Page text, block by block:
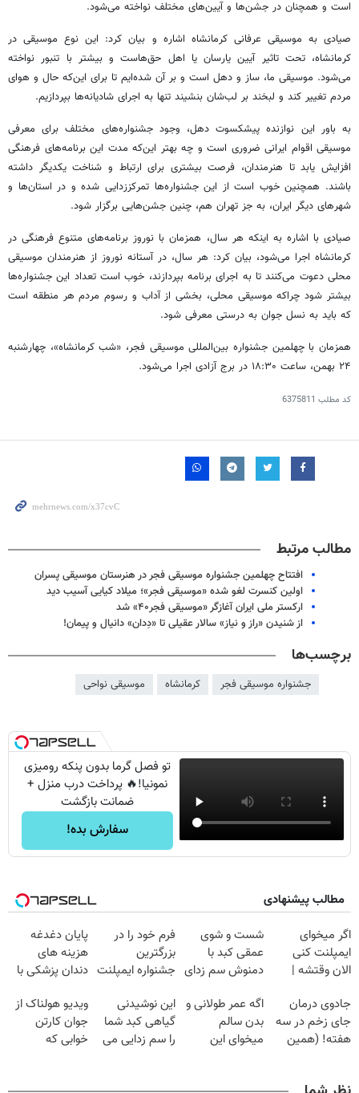
است و همچنان در جشن‌ها و آیین‌های مختلف نواخته می‌شود.
صیادی به موسیقی عرفانی کرمانشاه اشاره و بیان کرد: این نوع موسیقی در
کرمانشاه، تحت تاثیر آیین یارسان یا اهل حق‌هاستو بیشتر با تنبور نواخته
می‌شود. موسیقی ما، ساز و دهل است و بر آن شده‌ایم تا برای این‌که حال و هوای
مردم تغییر کند و لبخند بر لب‌شان بنشیند تنها به اجرای شادیانه‌ها بپردازیم.
به باور این نوازنده پیشکسوت دهل، وجود جشنواره‌های مختلف برای معرفی
موسیقی اقوام ایرانی ضروری است و چه بهتر این‌که مدت این برنامه‌های فرهنگی
افزایش یابد تا هنرمندان، فرصت بیشتری برای ارتباط و شناخت یکدیگر داشته
باشند. همچنین خوب است از این جشنواره‌ها تمرکززدایی شده و در استان‌ها و
شهرهای دیگر ایران، به جز تهران هم، چنین جشن‌هایی برگزار شود.
صیادی با اشاره به اینکه هر سال، همزمان با نوروز برنامه‌های متنوع فرهنگی در
کرمانشاه اجرا می‌شود، بیان کرد: هر سال، در آستانه نوروز از هنرمندان موسیقی
محلی دعوت می‌کنند تا به اجرای برنامه بپردازند، خوب است تعداد این جشنواره‌ها
بیشتر شود چراکه موسیقی محلی، بخشی از آداب و رسوم مردم هر منطقه است
که باید به نسل جوان به درستی معرفی شود.
همزمان با چهلمین جشنواره بین‌المللی موسیقی فجر، «شب کرمانشاه»، چهارشنبه
۲۴ بهمن، ساعت ۱۸:۳۰ در برج آزادی اجرا می‌شود.
کد مطلب 6375811
مطالب مرتبط
افتتاح چهلمین جشنواره موسیقی فجر در هنرستان موسیقی پسران
اولین کنسرت لغو شده «موسیقی فجر»؛ میلاد کیایی آسیب دید
ارکستر ملی ایران آغازگر «موسیقی فجر۴۰» شد
از شنیدن «راز و نیاز» سالار عقیلی تا «دِدان» دانیال و پیمان!
برچسب‌ها
جشنواره موسیقی فجر کرمانشاه موسیقی نواحی
تو فصل گرما بدون پنکه رومیزی
نمونیا!🔥 پرداخت درب منزل +
ضمانت بازگشت
سفارش بده!
مطالب پیشنهادی
اگر میخوای
ایمپلنت کنی
الان وقتشه |
میلیون تومان!!!
شست و شوی
عمقی کبد با
دمنوش سم زدای
فرم خود را در
بزرگترین
جشنواره ایمپلنت
فقط ۲۵ میلیون
پایان دغدغه
هزینه های
دندان پزشکی با
خانگی
جادوی درمان
جای زخم در سه
هفته! (همین
اگه عمر طولانی و
بدن سالم
میخوای این
این نوشیدنی
گیاهی کبد شما
را سم زدایی می
ویدیو هولناک از
جوان کارتن
خوابی که